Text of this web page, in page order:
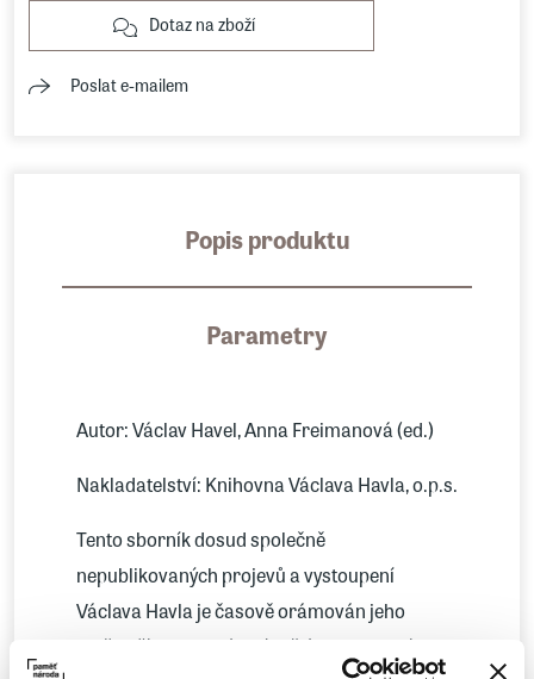
Dotaz na zboží
Poslat e-mailem
Popis produktu
Parametry
Autor: Václav Havel, Anna Freimanová (ed.)
Nakladatelství: Knihovna Václava Havla, o.p.s.
Tento sborník dosud společně
nepublikovaných projevů a vystoupení
Václava Havla je časově orámován jeho
možno říci kandidátským článkem z deníku